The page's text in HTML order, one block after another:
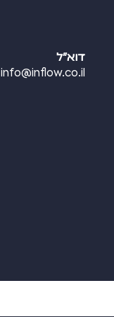
דוא"ל
info@inflow.co.il